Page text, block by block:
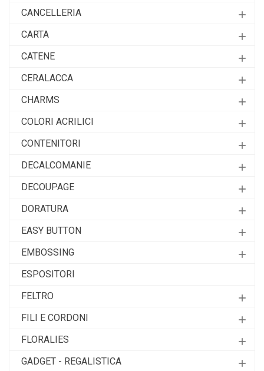
CANCELLERIA add
CARTA add
CATENE add
CERALACCA add
CHARMS add
COLORI ACRILICI add
CONTENITORI add
DECALCOMANIE add
DECOUPAGE add
DORATURA add
EASY BUTTON add
EMBOSSING add
ESPOSITORI
FELTRO
add
FILI E CORDONI add
FLORALIES add
GADGET - REGALISTICA add